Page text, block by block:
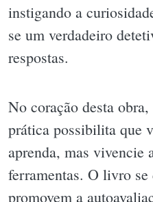
instigando a
se um verdadeiro
respostas.
No coração desta
prática possibilita que
aprenda, mas vivencie
ferramentas. O livro
promovem a